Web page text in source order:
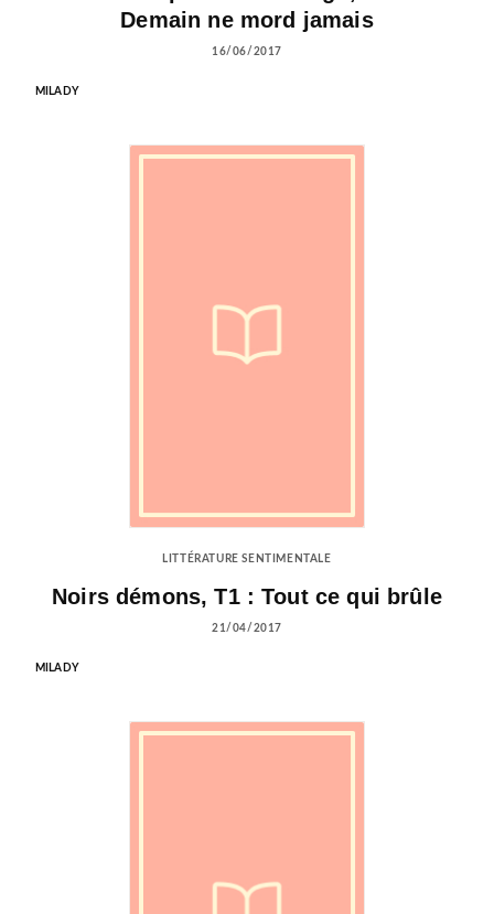
Demain ne mord jamais
16/06/2017
MILADY
LITTÉRATURE SENTIMENTALE
Noirs démons, T1 : Tout ce qui brûle
21/04/2017
MILADY